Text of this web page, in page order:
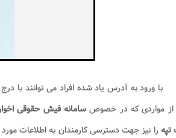
با ورود به آدرس یاد شده افراد می توانند با
از مواردی که در خصوص سامانه فیش حقوقی
را نیز جهت دسترسی کارمندان به اطلاعات مورد